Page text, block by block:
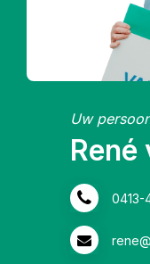
Uw
06-
marij-